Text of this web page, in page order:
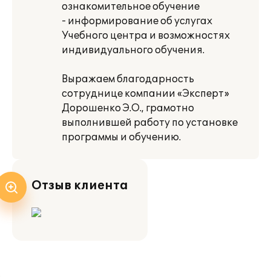
ознакомительное обучение
- информирование об услугах
Учебного центра и возможностях
индивидуального обучения.
Выражаем благодарность
сотруднице компании «Эксперт»
Дорошенко Э.О., грамотно
выполнившей работу по установке
программы и обучению.
Отзыв клиента